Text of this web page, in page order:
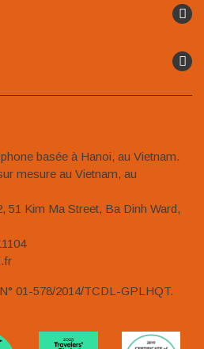
basée à Hanoi, au Vietnam.
mesure au Vietnam, au
51 Kim Ma Street, Ba Dinh Ward,
01-578/2014/TCDL-GPLHQT.